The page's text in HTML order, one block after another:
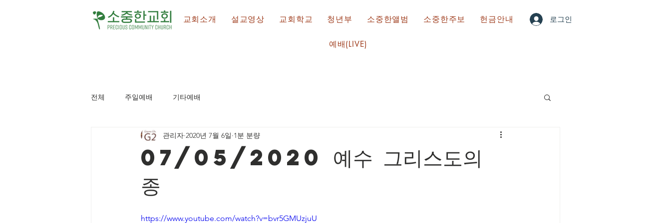
로그인
교회소개 설교영상 교회학교 청년부 소중한앨범 소중한주보 헌금안내
예배(LIVE)
전체 주일예배 기타예배
07/05/2020 예수 그리스도의
종
관리자 2020년 7월 6일 1분 분량
https://www.youtube.com/watch?v=bvr5GMUzjuU